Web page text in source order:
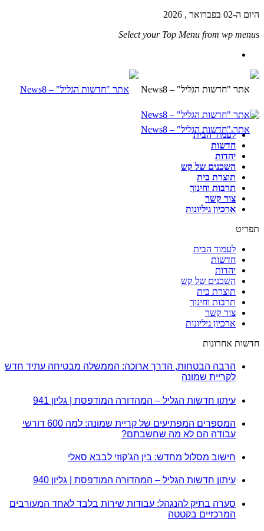
היום ה-02 בפברואר , 2026
Select your Top Menu from wp menus
לעמוד הבית
חדשות
יהדות
השכנים של קש
תוצרת בית
תרבות וחינוך
צור קשר
ארכיון גיליונות
תפריט
לעמוד הבית
חדשות
יהדות
השכנים של קש
תוצרת בית
תרבות וחינוך
צור קשר
ארכיון גיליונות
חדשות אחרונות
הרבה הבטחות, הדרך ארוכה: הממשלה מבטיחה עתיד חדש
לקריית שמונה
עיתון חדשות הגליל – המהדורה המודפסת | גליון 941
המספרים המפתיעים של קריית שמונה: למה 600 דורשי
עבודה הם לא מה שחשבתם?
חישוב מסלול מחדש: בין הג'קוזי לבבא סאלי
עיתון חדשות הגליל – המהדורה המודפסת | גליון 940
סערה בתיק להנגהל: עבודות שירות בלבד לאחד המעורבים
המרכזיים בקטטה